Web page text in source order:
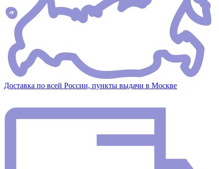
Доставка по всей России, пункты выдачи в Москве